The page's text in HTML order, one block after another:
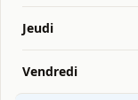
Jeudi
Vendredi